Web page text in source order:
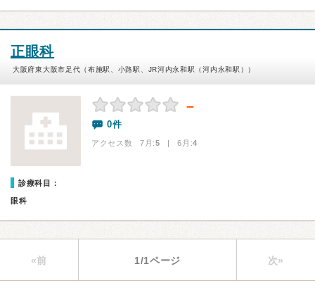
正眼科
大阪府東大阪市足代（布施駅、小路駅、JR河内永和駅（河内永和駅））
－
0件
アクセス数 7月:5 | 6月:4
診療科目：
眼科
«前 1/1ページ 次»